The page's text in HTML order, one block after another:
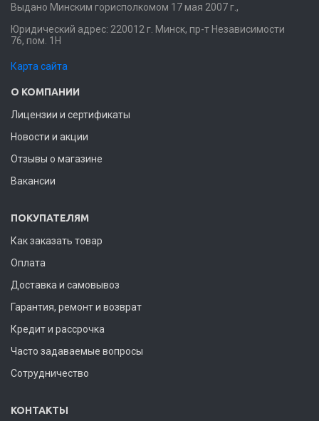
Выдано Минским горисполкомом 17 мая 2007 г.,
Юридический адрес: 220012 г. Минск, пр-т Независимости
76, пом. 1Н
Карта сайта
О КОМПАНИИ
Лицензии и сертификаты
Новости и акции
Отзывы о магазине
Вакансии
ПОКУПАТЕЛЯМ
Как заказать товар
Оплата
Доставка и самовывоз
Гарантия, ремонт и возврат
Кредит и рассрочка
Часто задаваемые вопросы
Сотрудничество
КОНТАКТЫ